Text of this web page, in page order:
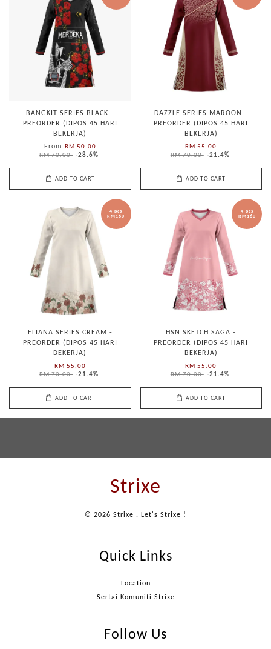
BANGKIT SERIES BLACK -
PREORDER (DIPOS 45 HARI
BEKERJA)
From
RM 50.00
RM 70.00 -28.6%
ADD TO CART
DAZZLE SERIES MAROON -
PREORDER (DIPOS 45 HARI
BEKERJA)
RM 55.00
RM 70.00 -21.4%
ADD TO CART
4 pcs
RM160
ELIANA SERIES CREAM -
PREORDER (DIPOS 45 HARI
BEKERJA)
RM 55.00
RM 70.00 -21.4%
ADD TO CART
4 pcs
RM160
HSN SKETCH SAGA -
PREORDER (DIPOS 45 HARI
BEKERJA)
RM 55.00
RM 70.00 -21.4%
ADD TO CART
Strixe
© 2026 Strixe . Let's Strixe !
Quick Links
Location
Sertai Komuniti Strixe
Follow Us